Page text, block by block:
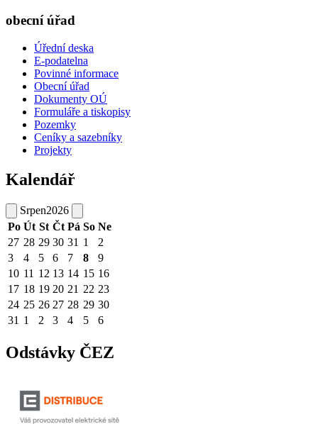
obecní úřad
Úřední deska
E-podatelna
Povinné informace
Obecní úřad
Dokumenty OÚ
Formuláře a tiskopisy
Pozemky
Ceníky a sazebníky
Projekty
Kalendář
Srpen2026
Po Út St Čt Pá So Ne
27 28 29 30 31 1
2
3
4 5 6 7 8
9
10 11 12 13 14 15 16
17 18 19 20 21 22 23
24 25 26 27 28 29 30
31 1 2 3 4 5 6
Odstávky ČEZ